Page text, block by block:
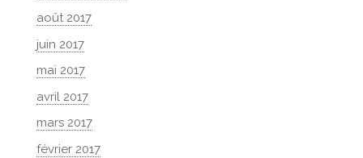
août 2017
juin 2017
mai 2017
avril 2017
mars 2017
février 2017